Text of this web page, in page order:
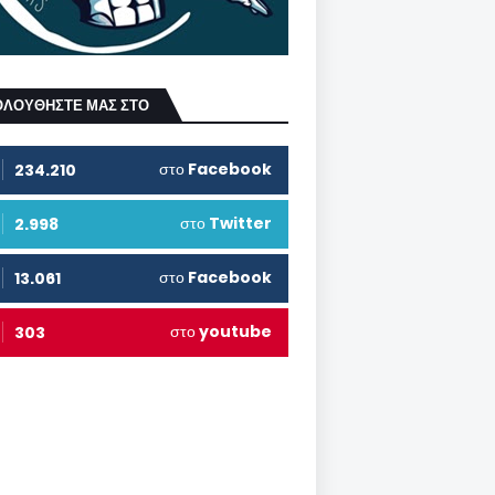
ΜΑΣ ΣΤΟ
234.210 στο Facebook
2.998 στο Twitter
13.061 στο Facebook
303 στοyoutube